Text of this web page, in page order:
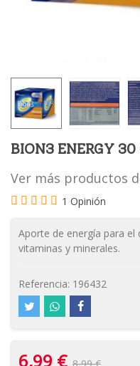
BION3 ENERGY 30
Ver más productos
1 Opinión
Aporte de energía para el
vitaminas y minerales.
Referencia: 196432
6,99 €